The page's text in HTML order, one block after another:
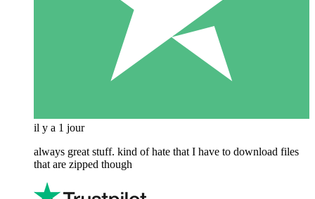
il y a 1 jour
always great stuff. kind of hate that I have to download files
that are zipped though